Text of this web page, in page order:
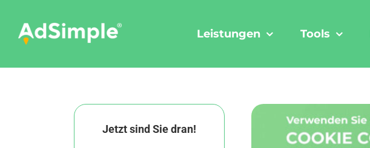
content
Leistungen Tools
Jetzt sind Sie dran!